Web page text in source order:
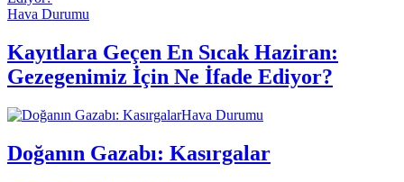
Hava Durumu
Kayıtlara Geçen En Sıcak Haziran:
Gezegenimiz İçin Ne İfade Ediyor?
Hava Durumu
Doğanın Gazabı: Kasırgalar